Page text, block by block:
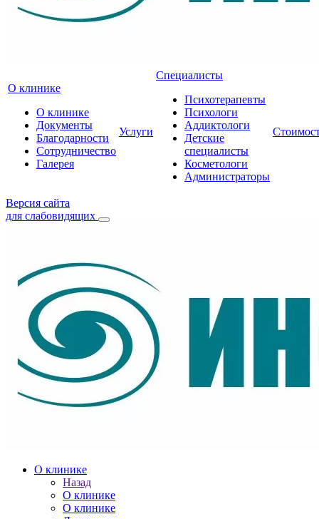
О клинике
О клинике
Документы
Благодарности
Сотрудничество
Галерея
Услуги
Специалисты
Психотерапевты
Психологи
Аддиктологи
Детские
специалисты
Косметологи
Администраторы
Версия сайта
для слабовидящих
О клинике
Назад
О клинике
О клинике